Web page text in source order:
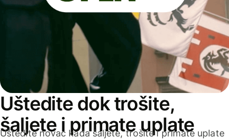
Uštedite dok trošite,
šaljete i primate uplate
Uštedite novac kada šaljete, trošite i primate uplate